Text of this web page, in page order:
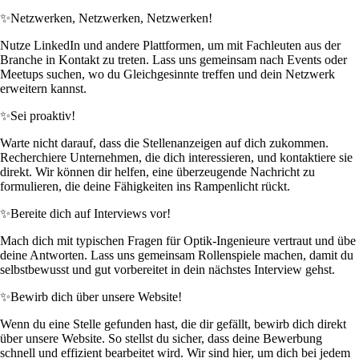
✨Netzwerken, Netzwerken, Netzwerken!
Nutze LinkedIn und andere Plattformen, um mit Fachleuten aus der
Branche in Kontakt zu treten. Lass uns gemeinsam nach Events oder
Meetups suchen, wo du Gleichgesinnte treffen und dein Netzwerk
erweitern kannst.
✨Sei proaktiv!
Warte nicht darauf, dass die Stellenanzeigen auf dich zukommen.
Recherchiere Unternehmen, die dich interessieren, und kontaktiere sie
direkt. Wir können dir helfen, eine überzeugende Nachricht zu
formulieren, die deine Fähigkeiten ins Rampenlicht rückt.
✨Bereite dich auf Interviews vor!
Mach dich mit typischen Fragen für Optik-Ingenieure vertraut und übe
deine Antworten. Lass uns gemeinsam Rollenspiele machen, damit du
selbstbewusst und gut vorbereitet in dein nächstes Interview gehst.
✨Bewirb dich über unsere Website!
Wenn du eine Stelle gefunden hast, die dir gefällt, bewirb dich direkt
über unsere Website. So stellst du sicher, dass deine Bewerbung
schnell und effizient bearbeitet wird. Wir sind hier, um dich bei jedem